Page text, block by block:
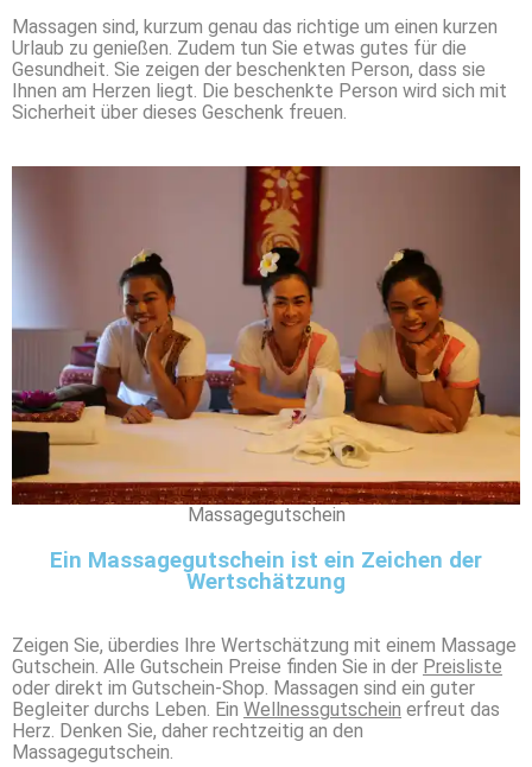
Massagen sind, kurzum genau das richtige um einen kurzen
Urlaub zu genießen. Zudem tun Sie etwas gutes für die
Gesundheit. Sie zeigen der beschenkten Person, dass sie
Ihnen am Herzen liegt. Die beschenkte Person wird sich mit
Sicherheit über dieses Geschenk freuen.
Massagegutschein
Ein Massagegutschein ist ein Zeichen der
Wertschätzung
Zeigen Sie, überdies Ihre Wertschätzung mit einem Massage
Gutschein. Alle Gutschein Preise finden Sie in der Preisliste
oder direkt im Gutschein-Shop. Massagen sind ein guter
Begleiter durchs Leben. Ein Wellnessgutschein erfreut das
Herz. Denken Sie, daher rechtzeitig an den
Massagegutschein.